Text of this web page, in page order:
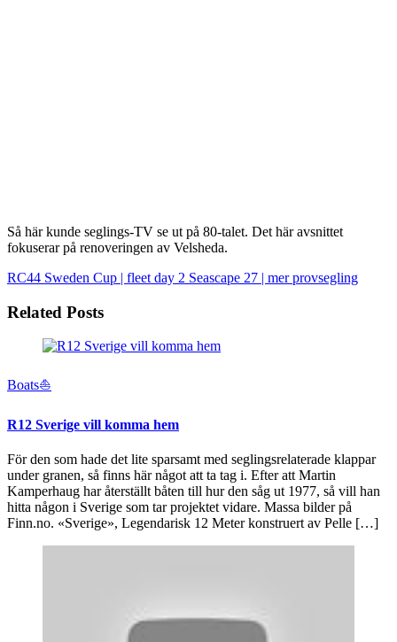
Så här kunde seglings-TV se ut på 80-talet. Det här avsnittet
fokuserar på renoveringen av Velsheda.
RC44 Sweden Cup | fleet day 2 Seascape 27 | mer provsegling
Related Posts
Boats⛵️
R12 Sverige vill komma hem
För den som hade det lite sparsamt med seglingsrelaterade klappar
under granen, så finns här något att ta tag i. Efter att Martin
Kamperhaug har återställt båten till hur den såg ut 1977, så vill han
hitta någon i Sverige som tar projektet vidare. Massa bilder på
Finn.no. «Sverige», Legendarisk 12 Meter konstruert av Pelle […]